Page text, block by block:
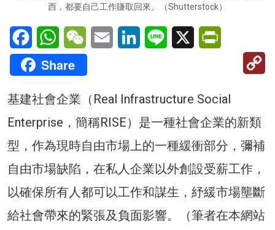
西，都要自己工作賺取回來。（Shutterstock）
FacebookWhatsAppWeChatEmail LinkedInLine X
Share
基建社會企業（Real Infrastructure Social
Enterprise，簡稱RISE）是一種社會企業的新類
型，作為現時自由市場上的一種緩衝部分，彌補
自由市場缺陷，在私人企業以外創設受薪工作，
以確保所有人都可以工作和謀生，紓緩市場壟斷
給社會帶來的緊張及負面影響。（筆者在本網站